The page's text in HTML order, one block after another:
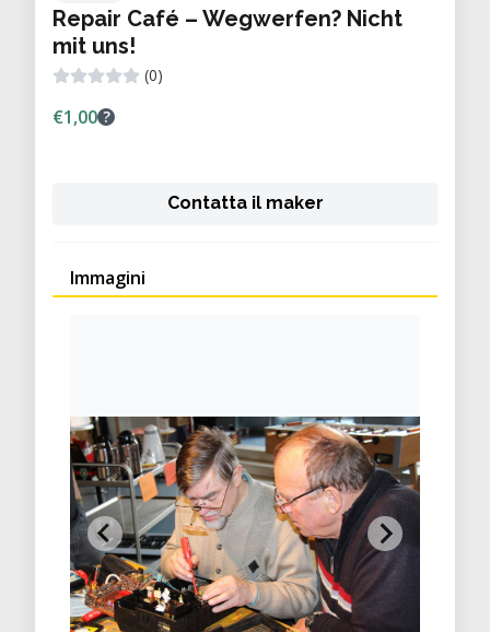
Repair Café – Wegwerfen? Nicht
mit uns!
(0)
€1,00 ?
Contatta il maker
Immagini